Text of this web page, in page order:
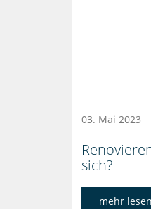
03. Mai 2023
sich?
mehr